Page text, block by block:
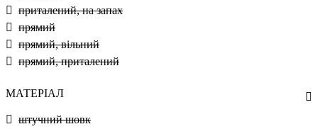
приталений, на запах
прямий
прямий, вільний
прямий, приталений
МАТЕРІАЛ
штучний шовк